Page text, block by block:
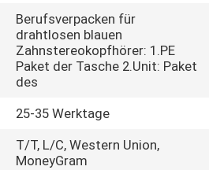
Berufsverpacken für
drahtlosen blauen
Zahnstereokopfhörer: 1.PE
Paket der Tasche 2.Unit: Paket
des
25-35 Werktage
T/T, L/C, Western Union,
MoneyGram